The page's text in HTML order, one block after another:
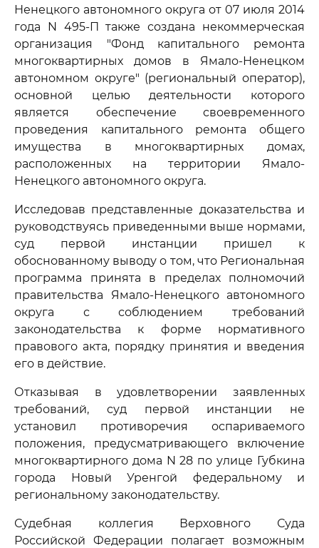
Ненецкого автономного округа от 07 июля 2014
года N 495-П также создана некоммерческая
организация "Фонд капитального ремонта
многоквартирных домов в Ямало-Ненецком
автономном округе" (региональный оператор),
основной целью деятельности которого
является обеспечение своевременного
проведения капитального ремонта общего
имущества в многоквартирных домах,
расположенных на территории Ямало-
Ненецкого автономного округа.
Исследовав представленные доказательства и
руководствуясь приведенными выше нормами,
суд первой инстанции пришел к
обоснованному выводу о том, что Региональная
программа принята в пределах полномочий
правительства Ямало-Ненецкого автономного
округа с соблюдением требований
законодательства к форме нормативного
правового акта, порядку принятия и введения
его в действие.
Отказывая в удовлетворении заявленных
требований, суд первой инстанции не
установил противоречия оспариваемого
положения, предусматривающего включение
многоквартирного дома N 28 по улице Губкина
города Новый Уренгой федеральному и
региональному законодательству.
Судебная коллегия Верховного Суда
Российской Федерации полагает возможным